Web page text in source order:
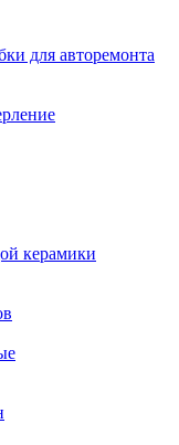
для авторемонта
керамики